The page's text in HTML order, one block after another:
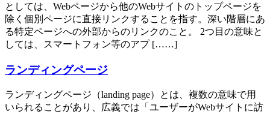
としては、Webページから他のWebサイトのトップページを
除く個別ページに直接リンクすることを指す。深い階層にあ
る特定ページへの外部からのリンクのこと。 2つ目の意味と
しては、スマートフォン等のアプ [……]
ランディングページ
ランディングページ（landing page）とは、複数の意味で用
いられることがあり、広義では「ユーザーがWebサイトに訪